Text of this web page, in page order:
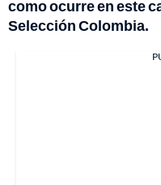
como ocurre en este
Selección Colombia.